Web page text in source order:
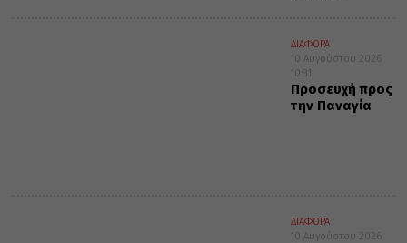
ΔΙΑΦΟΡΑ
10 Αυγούστου 2026
10:31
Προσευχή προς
την Παναγία
ΔΙΑΦΟΡΑ
10 Αυγούστου 2026